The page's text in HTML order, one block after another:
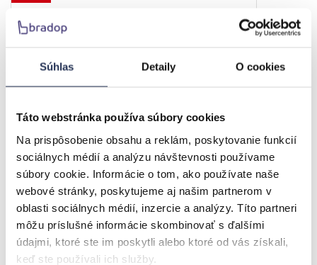
Súhlas Detaily O cookies
Táto webstránka používa súbory cookies
Na prispôsobenie obsahu a reklám, poskytovanie funkcií
sociálnych médií a analýzu návštevnosti používame
súbory cookie. Informácie o tom, ako používate naše
webové stránky, poskytujeme aj našim partnerom v
oblasti sociálnych médií, inzercie a analýzy. Títo partneri
môžu príslušné informácie skombinovať s ďalšími
údajmi, ktoré ste im poskytli alebo ktoré od vás získali,
keď ste používali ich služby.
150,3 € 125,4 €
skladom
Detail